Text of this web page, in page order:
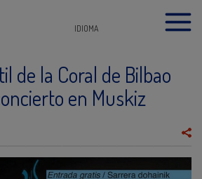
IDIOMA
de la Coral de Bilbao
en Muskiz